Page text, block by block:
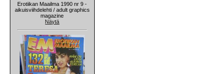
Erotiikan Maailma 1990 nr 9 -
aikuisviihdelehti / adult graphics
magazine
Näytä